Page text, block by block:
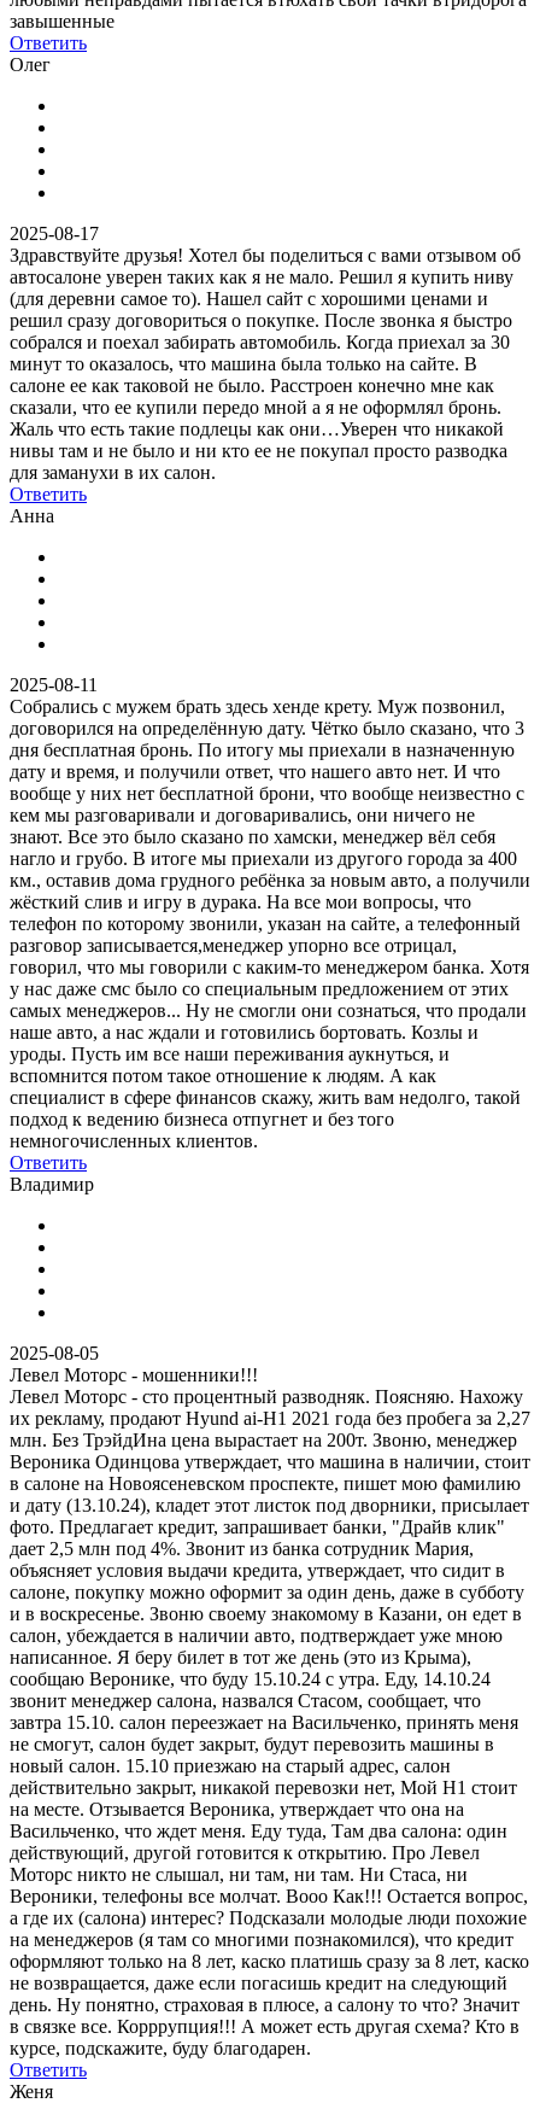
завышенные
Ответить
Олег
2025-08-17
Здравствуйте друзья! Хотел бы поделиться с вами отзывом об
автосалоне уверен таких как я не мало. Решил я купить ниву
(для деревни самое то). Нашел сайт с хорошими ценами и
решил сразу договориться о покупке. После звонка я быстро
собрался и поехал забирать автомобиль. Когда приехал за 30
минут то оказалось, что машина была только на сайте. В
салоне ее как таковой не было. Расстроен конечно мне как
сказали, что ее купили передо мной а я не оформлял бронь.
Жаль что есть такие подлецы как они…Уверен что никакой
нивы там и не было и ни кто ее не покупал просто разводка
для заманухи в их салон.
Ответить
Анна
2025-08-11
Собрались с мужем брать здесь хенде крету. Муж позвонил,
договорился на определённую дату. Чётко было сказано, что 3
дня бесплатная бронь. По итогу мы приехали в назначенную
дату и время, и получили ответ, что нашего авто нет. И что
вообще у них нет бесплатной брони, что вообще неизвестно с
кем мы разговаривали и договаривались, они ничего не
знают. Все это было сказано по хамски, менеджер вёл себя
нагло и грубо. В итоге мы приехали из другого города за 400
км., оставив дома грудного ребёнка за новым авто, а получили
жёсткий слив и игру в дурака. На все мои вопросы, что
телефон по которому звонили, указан на сайте, а телефонный
разговор записывается,менеджер упорно все отрицал,
говорил, что мы говорили с каким-то менеджером банка. Хотя
у нас даже смс было со специальным предложением от этих
самых менеджеров... Ну не смогли они сознаться, что продали
наше авто, а нас ждали и готовились бортовать. Козлы и
уроды. Пусть им все наши переживания аукнуться, и
вспомнится потом такое отношение к людям. А как
специалист в сфере финансов скажу, жить вам недолго, такой
подход к ведению бизнеса отпугнет и без того
немногочисленных клиентов.
Ответить
Владимир
2025-08-05
Левел Моторс - мошенники!!!
Левел Моторс - сто процентный разводняк. Поясняю. Нахожу
их рекламу, продают Hyund ai-H1 2021 года без пробега за 2,27
млн. Без ТрэйдИна цена вырастает на 200т. Звоню, менеджер
Вероника Одинцова утверждает, что машина в наличии, стоит
в салоне на Новоясеневском проспекте, пишет мою фамилию
и дату (13.10.24), кладет этот листок под дворники, присылает
фото. Предлагает кредит, запрашивает банки, "Драйв клик"
дает 2,5 млн под 4%. Звонит из банка сотрудник Мария,
объясняет условия выдачи кредита, утверждает, что сидит в
салоне, покупку можно оформит за один день, даже в субботу
и в воскресенье. Звоню своему знакомому в Казани, он едет в
салон, убеждается в наличии авто, подтверждает уже мною
написанное. Я беру билет в тот же день (это из Крыма),
сообщаю Веронике, что буду 15.10.24 с утра. Еду, 14.10.24
звонит менеджер салона, назвался Стасом, сообщает, что
завтра 15.10. салон переезжает на Васильченко, принять меня
не смогут, салон будет закрыт, будут перевозить машины в
новый салон. 15.10 приезжаю на старый адрес, салон
действительно закрыт, никакой перевозки нет, Мой Н1 стоит
на месте. Отзывается Вероника, утверждает что она на
Васильченко, что ждет меня. Еду туда, Там два салона: один
действующий, другой готовится к открытию. Про Левел
Моторс никто не слышал, ни там, ни там. Ни Стаса, ни
Вероники, телефоны все молчат. Вооо Как!!! Остается вопрос,
а где их (салона) интерес? Подсказали молодые люди похожие
на менеджеров (я там со многими познакомился), что кредит
оформляют только на 8 лет, каско платишь сразу за 8 лет, каско
не возвращается, даже если погасишь кредит на следующий
день. Ну понятно, страховая в плюсе, а салону то что? Значит
в связке все. Корррупция!!! А может есть другая схема? Кто в
курсе, подскажите, буду благодарен.
Ответить
Женя